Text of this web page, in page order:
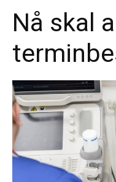
Nå skal